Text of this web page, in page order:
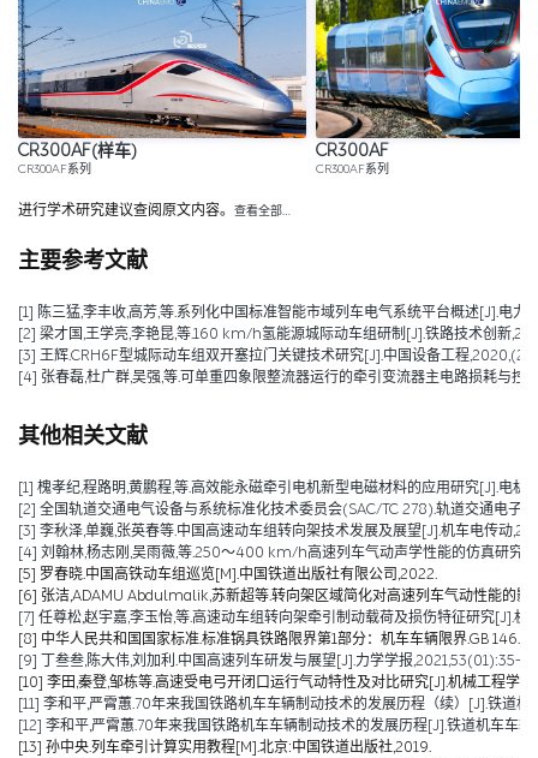
CR300AF(样车)
CR300AF系列
CR300AF
CR300AF系列
进行学术研究建议查阅原文内容。 查看全部…
主要参考文献
[1] 陈三猛,李丰收,高芳,等.系列化中国标准智能市域列车电气系统平台概述[J].电
[2] 梁才国,王学亮,李艳昆,等.160 km/h氢能源城际动车组研制[J].铁路技术创新
[3] 王辉.CRH6F型城际动车组双开塞拉门关键技术研究[J].中国设备工程
[4] 张春磊,杜广群,吴强,等.可单重四象限整流器运行的牵引变流器主电路损耗与
其他相关文献
[1] 槐孝纪,程路明,黄鹏程,等.高效能永磁牵引电机新型电磁材料的应用研究[J].电
[2] 全国轨道交通电气设备与系统标准化技术委员会(SAC/TC 278).轨道交通电
[3] 李秋泽,单巍,张英春等.中国高速动车组转向架技术发展及展望[J].机车电传动
[4] 刘翰林,杨志刚,吴雨薇,等.250～400 km/h高速列车气动声学性能的仿真研究
[5] 罗春晓.中国高铁动车组巡览[M].中国铁道出版社有限公司,2022.
[6] 张洁,ADAMU Abdulmalik,苏新超等.转向架区域简化对高速列车气动性能的
[7] 任尊松,赵宇嘉,李玉怡,等.高速动车组转向架牵引制动载荷及损伤特征研究[J].机
[8] 中华人民共和国国家标准.标准锅具铁路限界第1部分：机车车辆限界.GB
[9] 丁叁叁,陈大伟,刘加利.中国高速列车研发与展望[J].力学学报,2021,53(01):35-
[10] 李田,秦登,邹栋等.高速受电弓开闭口运行气动特性及对比研究[J].机械工程学
[11] 李和平,严霄蕙.70年来我国铁路机车车辆制动技术的发展历程（续）[J].铁道
[12] 李和平,严霄蕙.70年来我国铁路机车车辆制动技术的发展历程[J].铁道机车车
[13] 孙中央.列车牵引计算实用教程[M].北京:中国铁道出版社,2019.